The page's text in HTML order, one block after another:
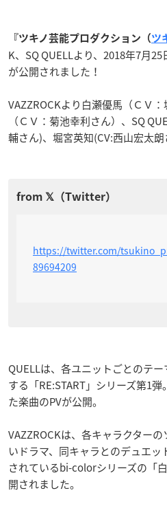
『ツキノ芸能プロダクション（ツ
K、SQ QUELLより、2018年7月
が公開されました！
VAZZROCKより白瀬優馬（ＣＶ
（ＣＶ：菊池幸利さん）、SQ
輔さん)、堀宮英知(CV:西山宏太朗
https://twitter.com/
89694209
QUELLは、各ユニットごとのテ
する「RE:START」シリーズ第1
た楽曲のPVが公開。
VAZZROCKは、各キャラクター
いドラマ、同キャラとのデュエ
されているbi-colorシリーズの「
開されました。